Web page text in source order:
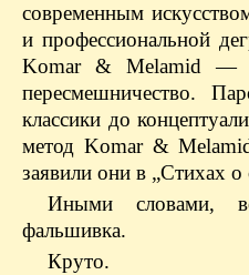
современным
и профессиональной
Komar & Melamid —
пересмешничество.
классики до
метод Komar &
заявили они в „Стихах о
Иными словами,
фальшивка.
Круто.